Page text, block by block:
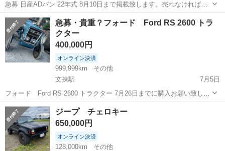
急募 日産ADバン 22年式 8月10日まで掲載致します。売れなければ処
分し致します。 どんなお車も下取り致します！ 車検 無し 年式 22年車
走行距離217862km 色 シルバー タ...
栃木 鹿沼市 文挟駅 ADバン
急募・貴重？フォード Ford RS 2600 トラ
クター
400,000円
オンライン決済
999,999km
その他
文挟駅
7月5日
フォード Ford RS 2600 トラクター 7月26日までに購入お願い致しま
す。 現金払いお願いいたします。ローン取扱いはおこなっておりませ
ん。 もう生産していないトラクターです。 マニアの方や活用し...
栃木 鹿沼市 文挟駅 その他
ジープ チェロキー
650,000円
オンライン決済
128,000km
その他